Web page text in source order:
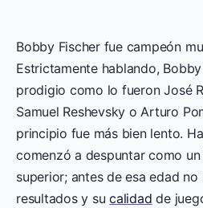
Bobby Fischer ​fue campeón
Estrictamente hablando,
prodigio como lo fueron José
Samuel Reshevsky o Arturo
principio fue más bien lento.
comenzó a despuntar como un
superior; antes de esa edad
resultados y sucalidad de